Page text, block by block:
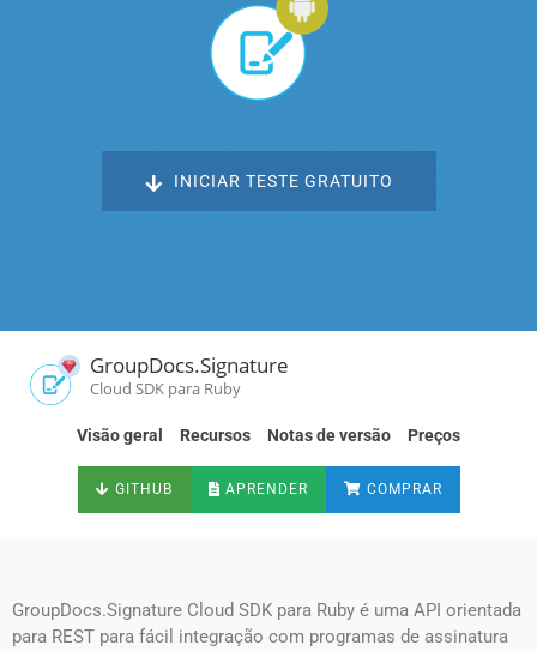
INICIAR TESTE GRATUITO
GroupDocs.Signature
Cloud SDK para Ruby
Visão geral Recursos Notas de versão Preços
GITHUB APRENDER COMPRAR
GroupDocs.Signature Cloud SDK para Ruby é uma API orientada
para REST para fácil integração com programas de assinatura